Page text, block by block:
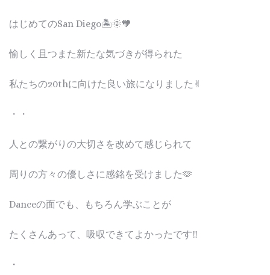
はじめてのSan Diego🏝️🌞🧡
愉しく且つまた新たな気づきが得られた
私たちの20thに向けた良い旅になりました✌︎
・・
人との繋がりの大切さを改めて感じられて
周りの方々の優しさに感銘を受けました🫶
Danceの面でも、もちろん学ぶことが
たくさんあって、吸収できてよかったです‼︎
・